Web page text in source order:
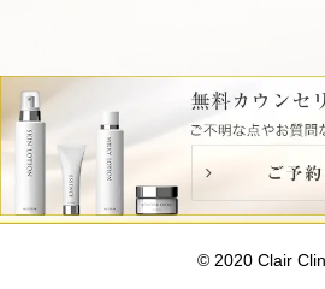
© 2020 Clair